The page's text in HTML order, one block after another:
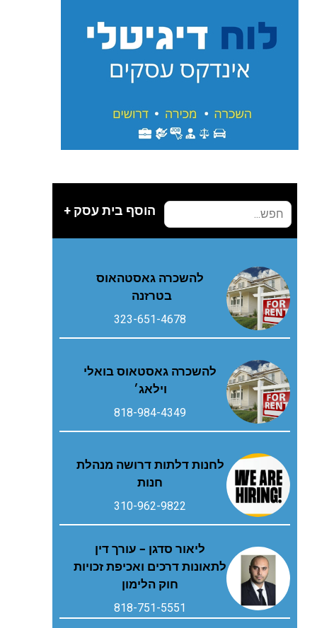
הוסף בית עסק +
להשכרה גאסטהאוס
בטרזנה
323-651-4678
להשכרה גאסטאוס בואלי
וילאג׳
818-984-4349
לחנות דלתות דרושה מנהלת
חנות
310-962-9822
ליאור סדגן – עורך דין
לתאונות דרכים ואכיפת זכויות
חוק הלימון
818-751-5551